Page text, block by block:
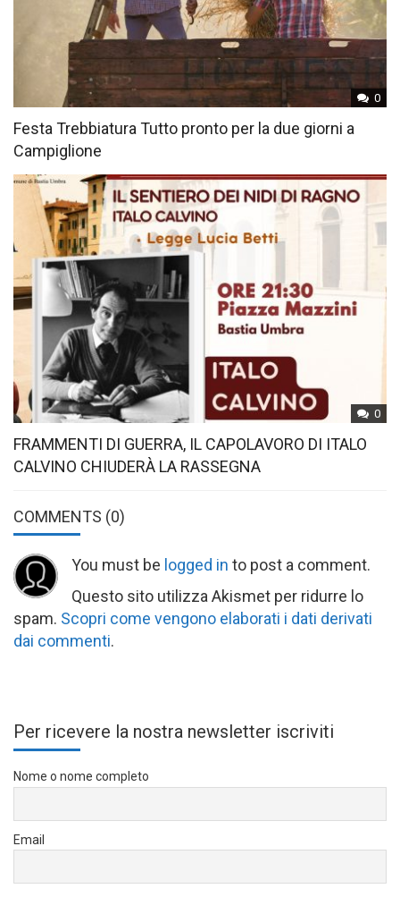
0
Festa Trebbiatura Tutto pronto per la due giorni a
Campiglione
0
FRAMMENTI DI GUERRA, IL CAPOLAVORO DI ITALO
CALVINO CHIUDERÀ LA RASSEGNA
COMMENTS (0)
You must be logged in to post a comment.
Questo sito utilizza Akismet per ridurre lo
spam. Scopri come vengono elaborati i dati derivati
dai commenti.
Per ricevere la nostra newsletter iscriviti
Nome o nome completo
Email